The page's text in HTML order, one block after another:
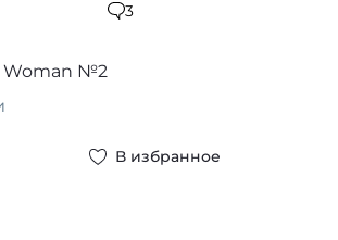
3
Woman №2
В избранное